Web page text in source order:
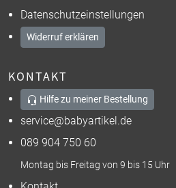
Datenschutzeinstellungen
Widerruf erklären
KONTAKT
Hilfe zu meiner Bestellung
service@babyartikel.de
089 904 750 60
Montag bis Freitag von 9 bis 15 Uhr